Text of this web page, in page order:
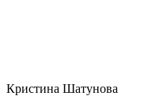
Кристина Шатунова